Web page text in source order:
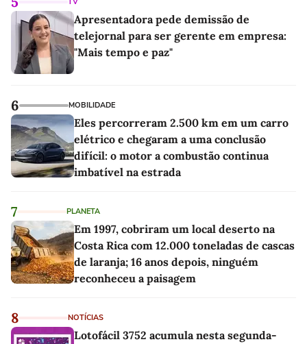
Apresentadora pede demissão de
telejornal para ser gerente em empresa:
"Mais tempo e paz"
6 MOBILIDADE
Eles percorreram 2.500 km em um carro
elétrico e chegaram a uma conclusão
difícil: o motor a combustão continua
imbatível na estrada
7 PLANETA
Em 1997, cobriram um local deserto na
Costa Rica com 12.000 toneladas de cascas
de laranja; 16 anos depois, ninguém
reconheceu a paisagem
8 NOTÍCIAS
Lotofácil 3752 acumula nesta segunda-